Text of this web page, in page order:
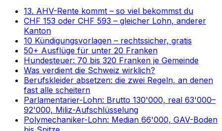
13. AHV-Rente kommt – so viel bekommst du
CHF 153 oder CHF 593 – gleicher Lohn, anderer
Kanton
10 Kündigungsvorlagen – rechtssicher, gratis
50+ Ausflüge für unter 20 Franken
Hundesteuer: 70 bis 320 Franken je Gemeinde
Was verdient die Schweiz wirklich?
Berufskleider absetzen: die zwei Regeln, an denen
fast alle scheitern
Parlamentarier-Lohn: Brutto 130'000, real 63'000–
92'000, Miliz-Aufschlüsselung
Polymechaniker-Lohn: Median 66'000, GAV-Boden